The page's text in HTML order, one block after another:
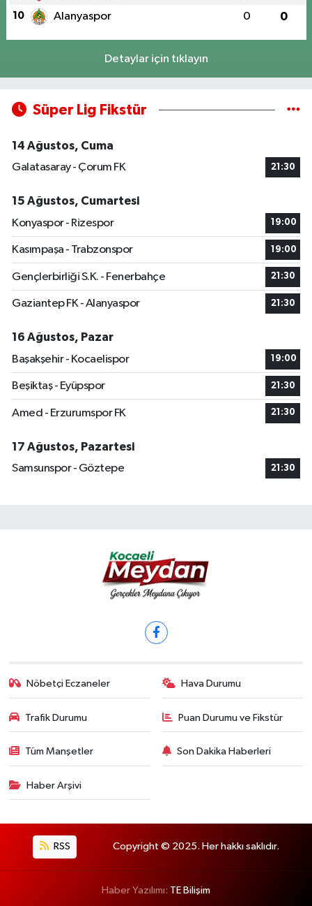
10 Alanyaspor 0 0
Detaylar için tıklayın
Süper Lig Fikstür
14 Ağustos, Cuma
Galatasaray - Çorum FK
21:30
15 Ağustos, Cumartesi
Konyaspor - Rizespor
19:00
Kasımpaşa - Trabzonspor 19:00
Gençlerbirliği S.K. - Fenerbahçe 21:30
Gaziantep FK - Alanyaspor 21:30
16 Ağustos, Pazar
Başakşehir - Kocaelispor
19:00
Beşiktaş - Eyüpspor 21:30
Amed - Erzurumspor FK 21:30
17 Ağustos, Pazartesi
Samsunspor - Göztepe
21:30
Nöbetçi Eczaneler Hava Durumu
Trafik Durumu Puan Durumu ve Fikstür
Tüm Manşetler Son Dakika Haberleri
Haber Arşivi
RSS Copyright © 2025. Her hakkı saklıdır.
Haber Yazılımı: TE Bilişim